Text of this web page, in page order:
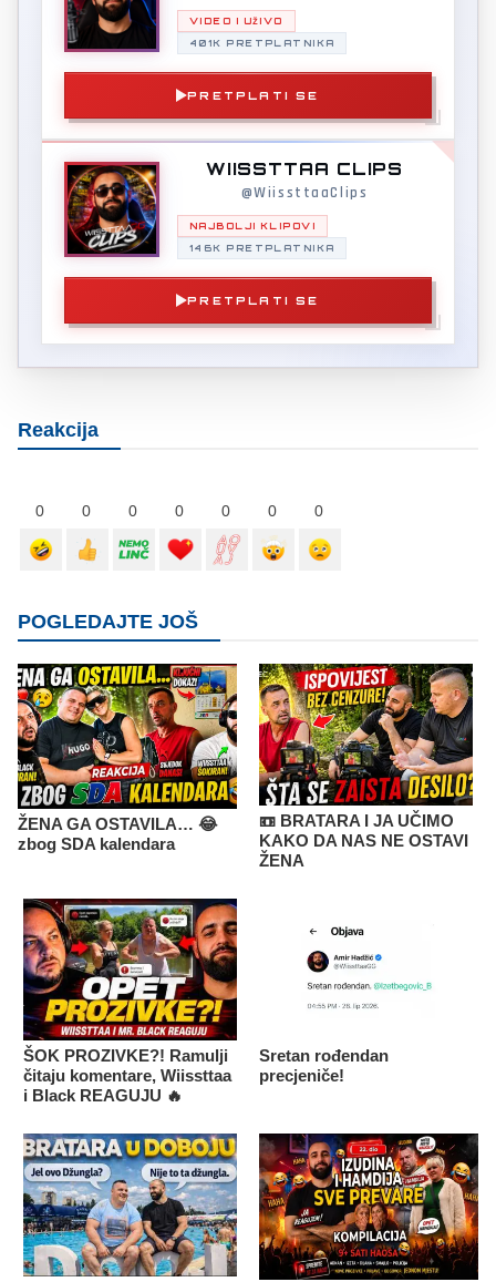
VIDEO I UŽIVO
401K PRETPLATNIKA
PRETPLATI SE
WIISSTTAA CLIPS
@WiissttaaClips
NAJBOLJI KLIPOVI
146K PRETPLATNIKA
PRETPLATI SE
Reakcija
0 0 0 0 0 0 0
POGLEDAJTE JOŠ
ŽENA GA OSTAVILA… 😂
zbog SDA kalendara
📼 BRATARA I JA UČIMO
KAKO DA NAS NE OSTAVI
ŽENA
ŠOK PROZIVKE?! Ramulji
čitaju komentare, Wiissttaa
i Black REAGUJU 🔥
Sretan rođendan
precjeniče!